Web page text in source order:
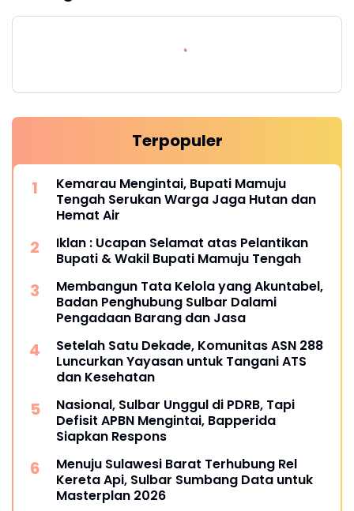
Terpopuler
Kemarau Mengintai, Bupati Mamuju
Tengah Serukan Warga Jaga Hutan dan
Hemat Air
Iklan : Ucapan Selamat atas Pelantikan
Bupati & Wakil Bupati Mamuju Tengah
Membangun Tata Kelola yang Akuntabel,
Badan Penghubung Sulbar Dalami
Pengadaan Barang dan Jasa
Setelah Satu Dekade, Komunitas ASN 288
Luncurkan Yayasan untuk Tangani ATS
dan Kesehatan
Nasional, Sulbar Unggul di PDRB, Tapi
Defisit APBN Mengintai, Bapperida
Siapkan Respons
Menuju Sulawesi Barat Terhubung Rel
Kereta Api, Sulbar Sumbang Data untuk
Masterplan 2026